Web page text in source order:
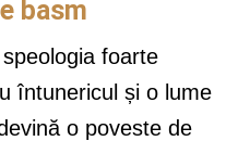
basm
foarte
întunericul și o lume
o poveste de